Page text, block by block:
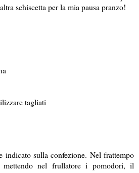
schiscetta per la mia pausa pranzo!
tagliati
indicato sulla confezione. Nel frattempo
mettendo nel frullatore i pomodori, il